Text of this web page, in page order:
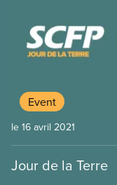
à prédominance
politiques et
environnementales
pour
noires, autochtones
Event
le 16 avril 2021
Jour de la Terre